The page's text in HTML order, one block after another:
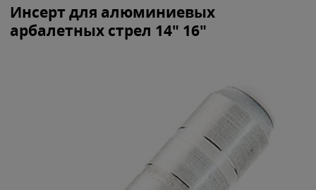
Инсерт для алюминиевых
арбалетных стрел 14" 16"